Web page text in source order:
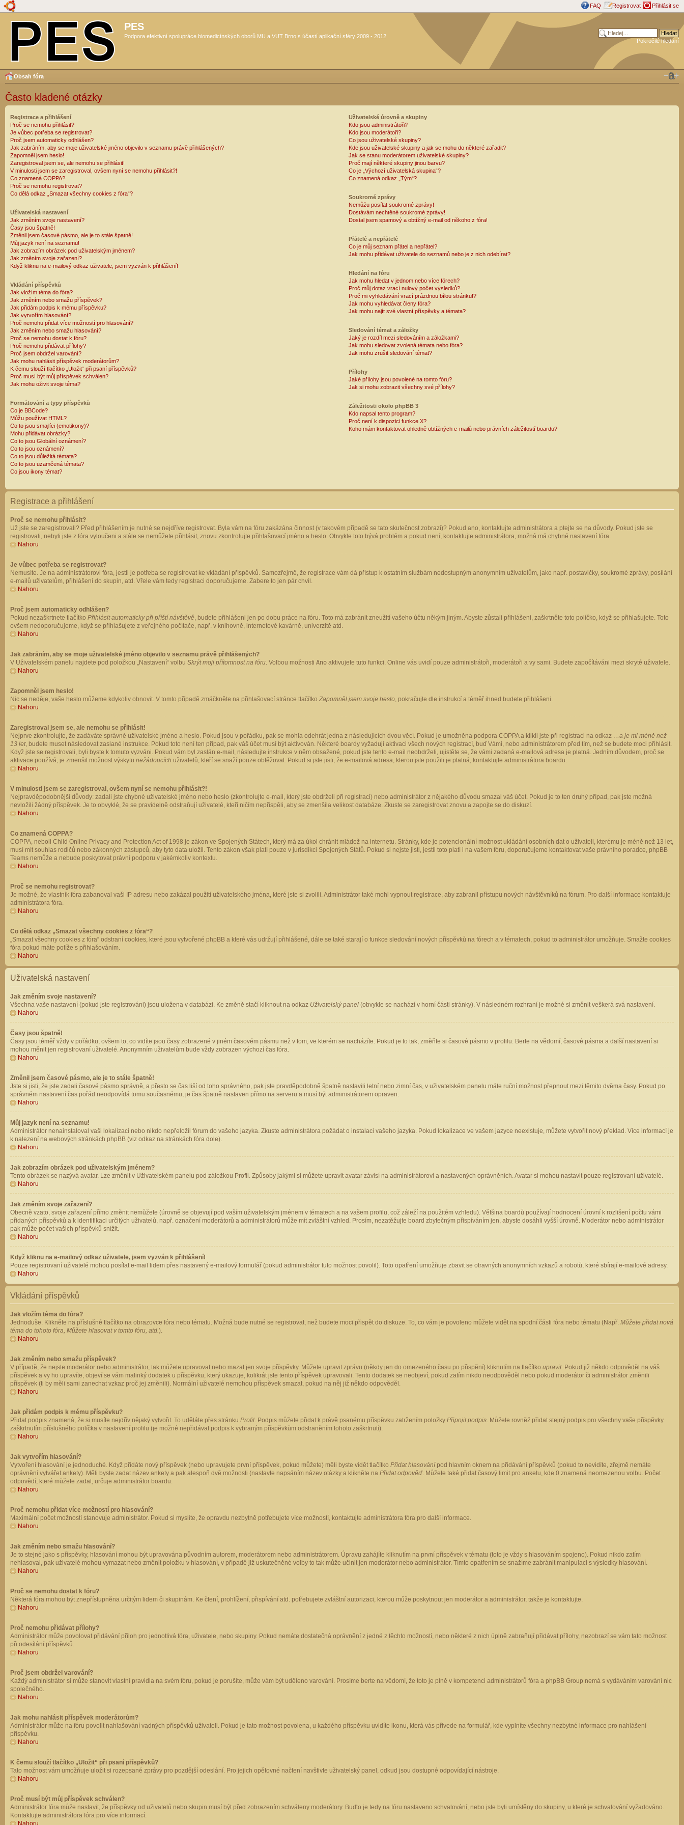
FAQ Registrovat Přihlásit se
PES
Podpora efektivní spolupráce biomedicínských oborů MU a VUT Brno s účastí aplikační sféry 2009 - 2012
Pokročilé hledání
Obsah fóra
Často kladené otázky
Registrace a přihlášení
Proč se nemohu přihlásit?
Je vůbec potřeba se registrovat?
Proč jsem automaticky odhlášen?
Jak zabráním, aby se moje uživatelské jméno objevilo v seznamu právě přihlášených?
Zapomněl jsem heslo!
Zaregistroval jsem se, ale nemohu se přihlásit!
V minulosti jsem se zaregistroval, ovšem nyní se nemohu přihlásit?!
Co znamená COPPA?
Proč se nemohu registrovat?
Co dělá odkaz „Smazat všechny cookies z fóra“?
Uživatelská nastavení
Jak změním svoje nastavení?
Časy jsou špatně!
Změnil jsem časové pásmo, ale je to stále špatně!
Můj jazyk není na seznamu!
Jak zobrazím obrázek pod uživatelským jménem?
Jak změním svoje zařazení?
Když kliknu na e-mailový odkaz uživatele, jsem vyzván k přihlášení!
Vkládání příspěvků
Jak vložím téma do fóra?
Jak změním nebo smažu příspěvek?
Jak přidám podpis k mému příspěvku?
Jak vytvořím hlasování?
Proč nemohu přidat více možností pro hlasování?
Jak změním nebo smažu hlasování?
Proč se nemohu dostat k fóru?
Proč nemohu přidávat přílohy?
Proč jsem obdržel varování?
Jak mohu nahlásit příspěvek moderátorům?
K čemu slouží tlačítko „Uložit“ při psaní příspěvků?
Proč musí být můj příspěvek schválen?
Jak mohu oživit svoje téma?
Formátování a typy příspěvků
Co je BBCode?
Můžu používat HTML?
Co to jsou smajlíci (emotikony)?
Mohu přidávat obrázky?
Co to jsou Globální oznámení?
Co to jsou oznámení?
Co to jsou důležitá témata?
Co to jsou uzamčená témata?
Co jsou ikony témat?
Uživatelské úrovně a skupiny
Kdo jsou administrátoři?
Kdo jsou moderátoři?
Co jsou uživatelské skupiny?
Kde jsou uživatelské skupiny a jak se mohu do některé zařadit?
Jak se stanu moderátorem uživatelské skupiny?
Proč mají některé skupiny jinou barvu?
Co je „Výchozí uživatelská skupina“?
Co znamená odkaz „Tým“?
Soukromé zprávy
Nemůžu posílat soukromé zprávy!
Dostávám nechtěné soukromé zprávy!
Dostal jsem spamový a obtížný e-mail od někoho z fóra!
Přátelé a nepřátelé
Co je můj seznam přátel a nepřátel?
Jak mohu přidávat uživatele do seznamů nebo je z nich odebírat?
Hledání na fóru
Jak mohu hledat v jednom nebo více fórech?
Proč můj dotaz vrací nulový počet výsledků?
Proč mi vyhledávání vrací prázdnou bílou stránku!?
Jak mohu vyhledávat členy fóra?
Jak mohu najít své vlastní příspěvky a témata?
Sledování témat a záložky
Jaký je rozdíl mezi sledováním a záložkami?
Jak mohu sledovat zvolená témata nebo fóra?
Jak mohu zrušit sledování témat?
Přílohy
Jaké přílohy jsou povolené na tomto fóru?
Jak si mohu zobrazit všechny své přílohy?
Záležitosti okolo phpBB 3
Kdo napsal tento program?
Proč není k dispozici funkce X?
Koho mám kontaktovat ohledně obtížných e-mailů nebo právních záležitostí boardu?
Registrace a přihlášení
Proč se nemohu přihlásit?
Už jste se zaregistrovali? Před přihlášením je nutné se nejdříve registrovat. Byla vám na fóru zakázána činnost (v takovém případě se tato skutečnost zobrazí)? Pokud ano, kontaktujte administrátora a ptejte se na důvody. Pokud jste se
registrovali, nebyli jste z fóra vyloučeni a stále se nemůžete přihlásit, znovu zkontrolujte přihlašovací jméno a heslo. Obvykle toto bývá problém a pokud není, kontaktujte administrátora, možná má chybné nastavení fóra.
Nahoru
Je vůbec potřeba se registrovat?
Nemusíte. Je na administrátorovi fóra, jestli je potřeba se registrovat ke vkládání příspěvků. Samozřejmě, že registrace vám dá přístup k ostatním službám nedostupným anonymním uživatelům, jako např. postavičky, soukromé zprávy, posílání
e-mailů uživatelům, přihlášení do skupin, atd. Vřele vám tedy registraci doporučujeme. Zabere to jen pár chvil.
Nahoru
Proč jsem automaticky odhlášen?
Pokud nezaškrtnete tlačítko Přihlásit automaticky při příští návštěvě, budete přihlášeni jen po dobu práce na fóru. Toto má zabránit zneužití vašeho účtu někým jiným. Abyste zůstali přihlášeni, zaškrtněte toto políčko, když se přihlašujete. Toto
ovšem nedoporučujeme, když se přihlašujete z veřejného počítače, např. v knihovně, internetové kavárně, univerzitě atd.
Nahoru
Jak zabráním, aby se moje uživatelské jméno objevilo v seznamu právě přihlášených?
V Uživatelském panelu najdete pod položkou „Nastavení“ volbu Skrýt moji přítomnost na fóru. Volbou možnosti Ano aktivujete tuto funkci. Online vás uvidí pouze administrátoři, moderátoři a vy sami. Budete započítáváni mezi skryté uživatele.
Nahoru
Zapomněl jsem heslo!
Nic se neděje, vaše heslo můžeme kdykoliv obnovit. V tomto případě zmáčkněte na přihlašovací stránce tlačítko Zapomněl jsem svoje heslo, pokračujte dle instrukcí a téměř ihned budete přihlášeni.
Nahoru
Zaregistroval jsem se, ale nemohu se přihlásit!
Nejprve zkontrolujte, že zadáváte správné uživatelské jméno a heslo. Pokud jsou v pořádku, pak se mohla odehrát jedna z následujících dvou věcí. Pokud je umožněna podpora COPPA a klikli jste při registraci na odkaz …a je mi méně než
13 let, budete muset následovat zaslané instrukce. Pokud toto není ten případ, pak váš účet musí být aktivován. Některé boardy vyžadují aktivaci všech nových registrací, buď Vámi, nebo administrátorem před tím, než se budete moci přihlásit.
Když jste se registrovali, byli byste k tomuto vyzváni. Pokud vám byl zaslán e-mail, následujte instrukce v něm obsažené, pokud jste tento e-mail neobdrželi, ujistěte se, že vámi zadaná e-mailová adresa je platná. Jedním důvodem, proč se
aktivace používá, je zmenšit možnost výskytu nežádoucích uživatelů, kteří se snaží pouze obtěžovat. Pokud si jste jisti, že e-mailová adresa, kterou jste použili je platná, kontaktujte administrátora boardu.
Nahoru
V minulosti jsem se zaregistroval, ovšem nyní se nemohu přihlásit?!
Nejpravděpodobnější důvody: zadali jste chybné uživatelské jméno nebo heslo (zkontrolujte e-mail, který jste obdrželi při registraci) nebo administrátor z nějakého důvodu smazal váš účet. Pokud je to ten druhý případ, pak jste možná
nevložili žádný příspěvek. Je to obvyklé, že se pravidelně odstraňují uživatelé, kteří ničím nepřispěli, aby se zmenšila velikost databáze. Zkuste se zaregistrovat znovu a zapojte se do diskuzí.
Nahoru
Co znamená COPPA?
COPPA, neboli Child Online Privacy and Protection Act of 1998 je zákon ve Spojených Státech, který má za úkol chránit mládež na internetu. Stránky, kde je potencionální možnost ukládání osobních dat o uživateli, kterému je méně než 13 let,
musí mít souhlas rodičů nebo zákonných zástupců, aby tyto data uložil. Tento zákon však platí pouze v jurisdikci Spojených Států. Pokud si nejste jisti, jestli toto platí i na vašem fóru, doporučujeme kontaktovat vaše právního poradce, phpBB
Teams nemůže a nebude poskytovat právni podporu v jakémkoliv kontextu.
Nahoru
Proč se nemohu registrovat?
Je možné, že vlastník fóra zabanoval vaši IP adresu nebo zakázal použití uživatelského jména, které jste si zvolili. Administrátor také mohl vypnout registrace, aby zabranil přístupu nových návštěvníků na fórum. Pro další informace kontaktuje
administrátora fóra.
Nahoru
Co dělá odkaz „Smazat všechny cookies z fóra“?
„Smazat všechny cookies z fóra“ odstraní cookies, které jsou vytvořené phpBB a které vás udržují přihlášené, dále se také starají o funkce sledování nových příspěvků na fórech a v tématech, pokud to administrátor umožňuje. Smažte cookies
fóra pokud máte potíže s přihlašováním.
Nahoru
Uživatelská nastavení
Jak změním svoje nastavení?
Všechna vaše nastavení (pokud jste registrováni) jsou uložena v databázi. Ke změně stačí kliknout na odkaz Uživatelský panel (obvykle se nachází v horní části stránky). V následném rozhraní je možné si změnit veškerá svá nastavení.
Nahoru
Časy jsou špatně!
Časy jsou téměř vždy v pořádku, ovšem to, co vidíte jsou časy zobrazené v jiném časovém pásmu než v tom, ve kterém se nacházíte. Pokud je to tak, změňte si časové pásmo v profilu. Berte na vědomí, časové pásma a další nastavení si
mohou měnit jen registrovaní uživatelé. Anonymním uživatelům bude vždy zobrazen výchozí čas fóra.
Nahoru
Změnil jsem časové pásmo, ale je to stále špatně!
Jste si jisti, že jste zadali časové pásmo správně, a přesto se čas liší od toho správného, pak jste pravděpodobně špatně nastavili letní nebo zimní čas, v uživatelském panelu máte ruční možnost přepnout mezi těmito dvěma časy. Pokud po
správném nastavení čas pořád neodpovídá tomu současnému, je čas špatně nastaven přímo na serveru a musí být administrátorem opraven.
Nahoru
Můj jazyk není na seznamu!
Administrátor nenainstaloval vaši lokalizaci nebo nikdo nepřeložil fórum do vašeho jazyka. Zkuste administrátora požádat o instalaci vašeho jazyka. Pokud lokalizace ve vašem jazyce neexistuje, můžete vytvořit nový překlad. Více informací je
k nalezení na webových stránkách phpBB (viz odkaz na stránkách fóra dole).
Nahoru
Jak zobrazím obrázek pod uživatelským jménem?
Tento obrázek se nazývá avatar. Lze změnit v Uživatelském panelu pod záložkou Profil. Způsoby jakými si můžete upravit avatar závisí na administrátorovi a nastavených oprávněních. Avatar si mohou nastavit pouze registrovaní uživatelé.
Nahoru
Jak změním svoje zařazení?
Obecně vzato, svoje zařazení přímo změnit nemůžete (úrovně se objevují pod vaším uživatelským jménem v tématech a na vašem profilu, což záleží na použitém vzhledu). Většina boardů používají hodnocení úrovní k rozlišení počtu vámi
přidaných příspěvků a k identifikaci určitých uživatelů, např. označení moderátorů a administrátorů může mít zvláštní vzhled. Prosím, nezatěžujte board zbytečným přispíváním jen, abyste dosáhli vyšší úrovně. Moderátor nebo administrátor
pak může počet vašich příspěvků snížit.
Nahoru
Když kliknu na e-mailový odkaz uživatele, jsem vyzván k přihlášení!
Pouze registrovaní uživatelé mohou posílat e-mail lidem přes nastavený e-mailový formulář (pokud administrátor tuto možnost povolil). Toto opatření umožňuje zbavit se otravných anonymních vzkazů a robotů, které sbírají e-mailové adresy.
Nahoru
Vkládání příspěvků
Jak vložím téma do fóra?
Jednoduše. Klikněte na příslušné tlačítko na obrazovce fóra nebo tématu. Možná bude nutné se registrovat, než budete moci přispět do diskuze. To, co vám je povoleno můžete vidět na spodní části fóra nebo tématu (Např. Můžete přidat nová
téma do tohoto fóra, Můžete hlasovat v tomto fóru, atd.).
Nahoru
Jak změním nebo smažu příspěvek?
V případě, že nejste moderátor nebo administrátor, tak můžete upravovat nebo mazat jen svoje příspěvky. Můžete upravit zprávu (někdy jen do omezeného času po přispění) kliknutím na tlačítko upravit. Pokud již někdo odpověděl na váš
příspěvek a vy ho upravíte, objeví se vám malinký dodatek u příspěvku, který ukazuje, kolikrát jste tento příspěvek upravovali. Tento dodatek se neobjeví, pokud zatím nikdo neodpověděl nebo pokud moderátor či administrátor změnili
příspěvek (ti by měli sami zanechat vzkaz proč jej změnili). Normální uživatelé nemohou příspěvek smazat, pokud na něj již někdo odpověděl.
Nahoru
Jak přidám podpis k mému příspěvku?
Přidat podpis znamená, že si musíte nejdřív nějaký vytvořit. To uděláte přes stránku Profil. Podpis můžete přidat k právě psanému příspěvku zatržením položky Připojit podpis. Můžete rovněž přidat stejný podpis pro všechny vaše příspěvky
zaškrtnutím příslušného políčka v nastavení profilu (je možné nepřidávat podpis k vybraným příspěvkům odstraněním tohoto zaškrtnutí).
Nahoru
Jak vytvořím hlasování?
Vytvoření hlasování je jednoduché. Když přidáte nový příspěvek (nebo upravujete první příspěvek, pokud můžete) měli byste vidět tlačítko Přidat hlasování pod hlavním oknem na přidávání příspěvků (pokud to nevidíte, zřejmě nemáte
oprávnění vytvářet ankety). Měli byste zadat název ankety a pak alespoň dvě možnosti (nastavte napsáním název otázky a klikněte na Přidat odpověď. Můžete také přidat časový limit pro anketu, kde 0 znamená neomezenou volbu. Počet
odpovědí, které můžete zadat, určuje administrátor boardu.
Nahoru
Proč nemohu přidat více možností pro hlasování?
Maximální počet možností stanovuje administrátor. Pokud si myslíte, že opravdu nezbytně potřebujete více možností, kontaktujte administrátora fóra pro další informace.
Nahoru
Jak změním nebo smažu hlasování?
Je to stejné jako s příspěvky, hlasování mohou být upravována původním autorem, moderátorem nebo administrátorem. Úpravu zahájíte kliknutím na první příspěvek v tématu (toto je vždy s hlasováním spojeno). Pokud nikdo zatím
nehlasoval, pak uživatelé mohou vymazat nebo změnit položku v hlasování, v případě již uskutečněné volby to tak může učinit jen moderátor nebo administrátor. Tímto opatřením se snažíme zabránit manipulaci s výsledky hlasování.
Nahoru
Proč se nemohu dostat k fóru?
Některá fóra mohou být znepřístupněna určitým lidem či skupinám. Ke čtení, prohlížení, přispívání atd. potřebujete zvláštní autorizaci, kterou může poskytnout jen moderátor a administrátor, takže je kontaktujte.
Nahoru
Proč nemohu přidávat přílohy?
Administrátor může povolovat přidávání příloh pro jednotlivá fóra, uživatele, nebo skupiny. Pokud nemáte dostatečná oprávnění z jedné z těchto možností, nebo některé z nich úplně zabraňují přidávat přílohy, nezobrazí se vám tato možnost
při odesílání příspěvků.
Nahoru
Proč jsem obdržel varování?
Každý administrátor si může stanovit vlastní pravidla na svém fóru, pokud je porušíte, může vám být uděleno varování. Prosíme berte na vědomí, že toto je plně v kompetenci administrátorů fóra a phpBB Group nemá s vydáváním varování nic
společného.
Nahoru
Jak mohu nahlásit příspěvek moderátorům?
Administrátor může na fóru povolit nahlašování vadných příspěvků uživateli. Pokud je tato možnost povolena, u každého příspěvku uvidíte ikonu, která vás přivede na formulář, kde vyplníte všechny nezbytné informace pro nahlášení
příspěvku.
Nahoru
K čemu slouží tlačítko „Uložit“ při psaní příspěvků?
Tato možnost vám umožňuje uložit si rozepsané zprávy pro pozdější odeslání. Pro jejich opětovné načtení navštivte uživatelský panel, odkud jsou dostupné odpovídající nástroje.
Nahoru
Proč musí být můj příspěvek schválen?
Administrátor fóra může nastavit, že příspěvky od uživatelů nebo skupin musí být před zobrazením schváleny moderátory. Buďto je tedy na fóru nastaveno schvalování, nebo jste byli umístěny do skupiny, u které je schvalování vyžadováno.
Kontaktujte administrátora fóra pro více informací.
Nahoru